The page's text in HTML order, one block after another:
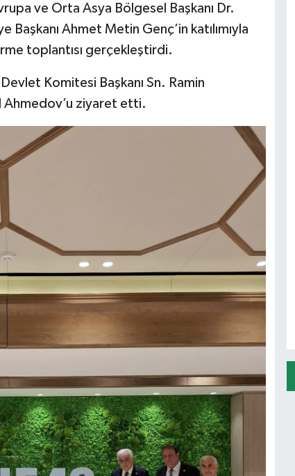
ve Orta Asya Bölgesel Başkanı Dr.
Ahmet Metin Genç’in katılımıyla
toplantısı gerçekleştirdi.
Komitesi Başkanı Sn. Ramin
Ahmedov’u ziyaret etti.